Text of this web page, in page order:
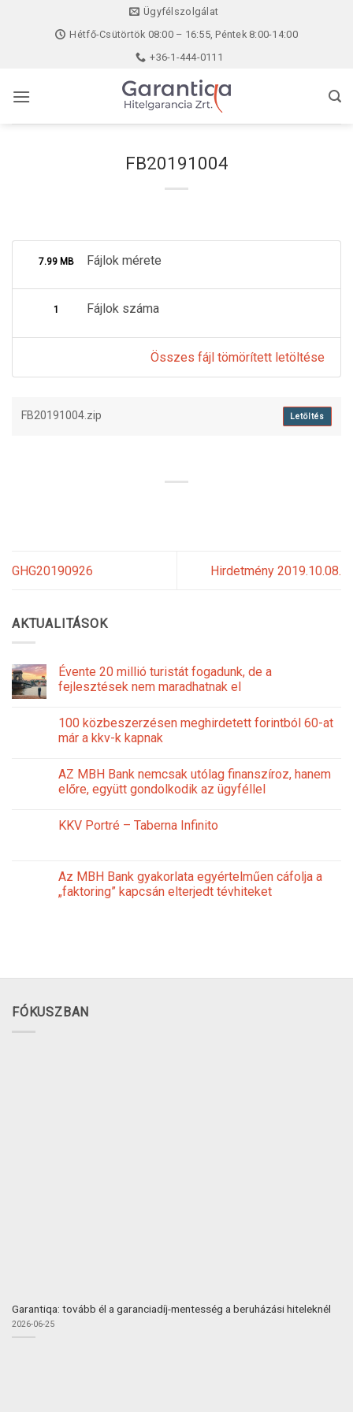
Ügyfélszolgálat
Hétfő-Csütörtök 08:00 – 16:55, Péntek 8:00-14:00
+36-1-444-0111
FB20191004
7.99 MB Fájlok mérete
1 Fájlok száma
Összes fájl tömörített letöltése
FB20191004.zip Letöltés
GHG20190926 Hirdetmény 2019.10.08.
AKTUALITÁSOK
Évente 20 millió turistát fogadunk, de a
fejlesztések nem maradhatnak el
100 közbeszerzésen meghirdetett forintból 60-at
már a kkv-k kapnak
AZ MBH Bank nemcsak utólag finanszíroz, hanem
előre, együtt gondolkodik az ügyféllel
KKV Portré – Taberna Infinito
Az MBH Bank gyakorlata egyértelműen cáfolja a
„faktoring” kapcsán elterjedt tévhiteket
FÓKUSZBAN
Garantiqa: tovább él a garanciadíj-mentesség a beruházási hiteleknél
2026-06-25